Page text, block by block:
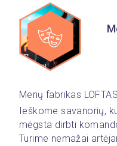
Menų fabrikas
Ieškome savanorių,
mėgsta dirbti
Turime nemažai